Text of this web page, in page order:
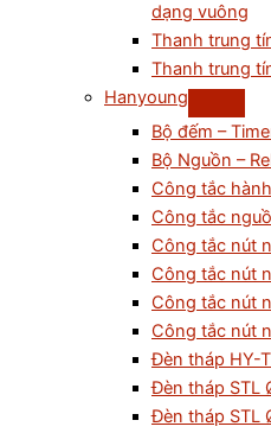
dạng vuông
Thanh trung
Thanh trung
Hanyoung
Bộ đếm –
Bộ Nguồn –
Công tắc
Công tắc
Công tắc nút
Công tắc nút
Công tắc nút
Công tắc nút
Đèn tháp HY-
Đèn tháp STL
Đèn tháp STL